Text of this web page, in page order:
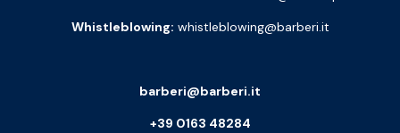
Whistleblowing: whistleblowing@barberi.it
barberi@barberi.it
+39 0163 48284